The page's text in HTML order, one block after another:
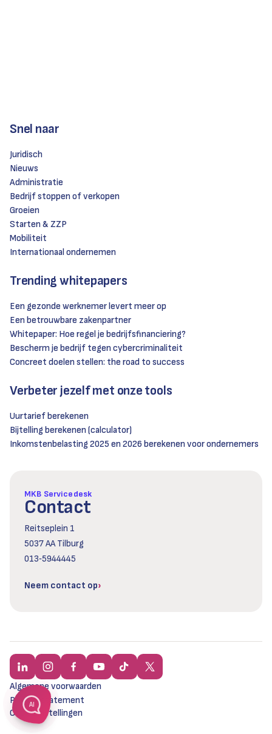
AI
Snel naar
Juridisch
Nieuws
Administratie
Bedrijf stoppen of verkopen
Groeien
Starten & ZZP
Mobiliteit
Internationaal ondernemen
Trending whitepapers
Een gezonde werknemer levert meer op
Een betrouwbare zakenpartner
Whitepaper: Hoe regel je bedrijfsfinanciering?
Bescherm je bedrijf tegen cybercriminaliteit
Concreet doelen stellen: the road to success
Verbeter jezelf met onze tools
Uurtarief berekenen
Bijtelling berekenen (calculator)
Inkomstenbelasting 2025 en 2026 berekenen voor ondernemers
MKB Servicedesk
Contact
Reitseplein 1
5037 AA Tilburg
013‑5944445
Neem contact op
Algemene voorwaarden
Privacy statement
Cookie instellingen